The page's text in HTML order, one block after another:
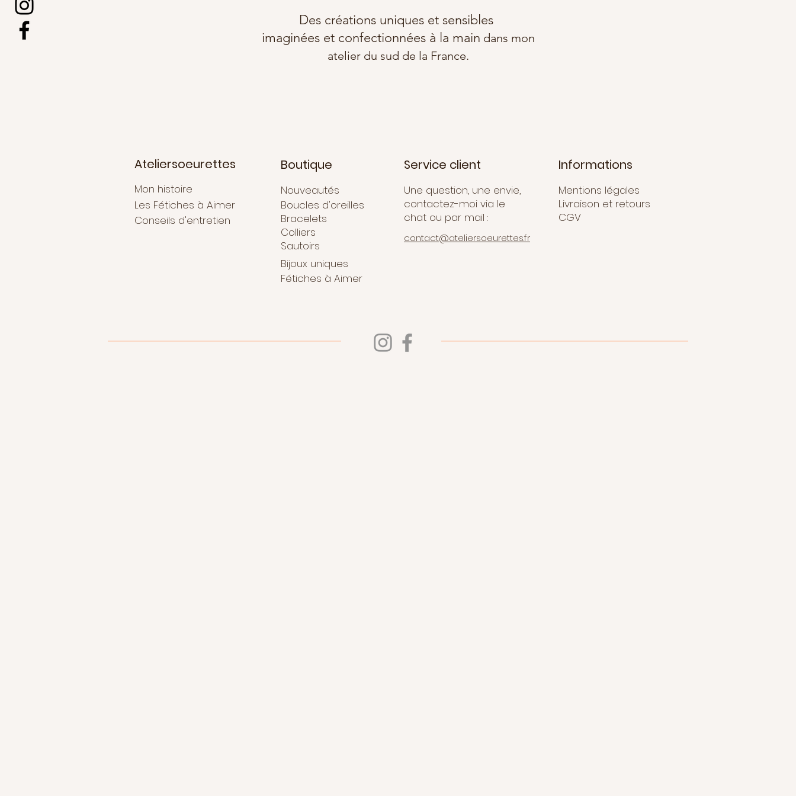
Des créations uniques et sensibles
imaginées et confectionnées à la main dans mon
atelier du sud de la France.
Ateliersoeurettes
Mon histoire
Les Fétiches à Aimer
Conseils d'entretien
Boutique
Nouveautés
Boucles d'oreilles
Bracelets
Colliers
Sautoirs
Service client
Une question, une envie,
contactez-moi via le
chat ou par mail :
contact@ateliersoeurettes.fr
Informations
Mentions légales
Livraison et retours
CGV
Bijoux uniques
Fétiches à Aimer